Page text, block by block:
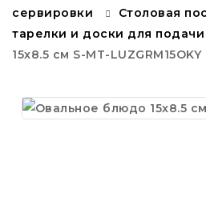
сервировки
Столовая
тарелки и доски для подачи
15x8.5 см S-MT-LUZGRM15OKY